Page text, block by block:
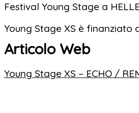
Festival Young Stage a
Young Stage XS è finanziato
Articolo Web
Young Stage XS – ECHO /